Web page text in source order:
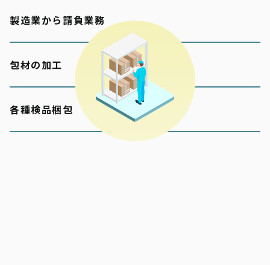
製造業から請負業務
包材の加工
各種検品梱包